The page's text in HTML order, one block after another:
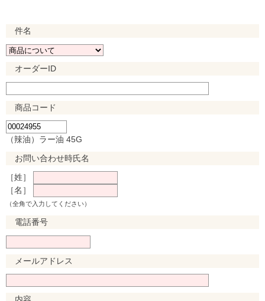
件名
オーダーID
商品コード
（辣油）ラー油 45G
お問い合わせ時氏名
［姓］
［名］
（全角で入力してください）
電話番号
メールアドレス